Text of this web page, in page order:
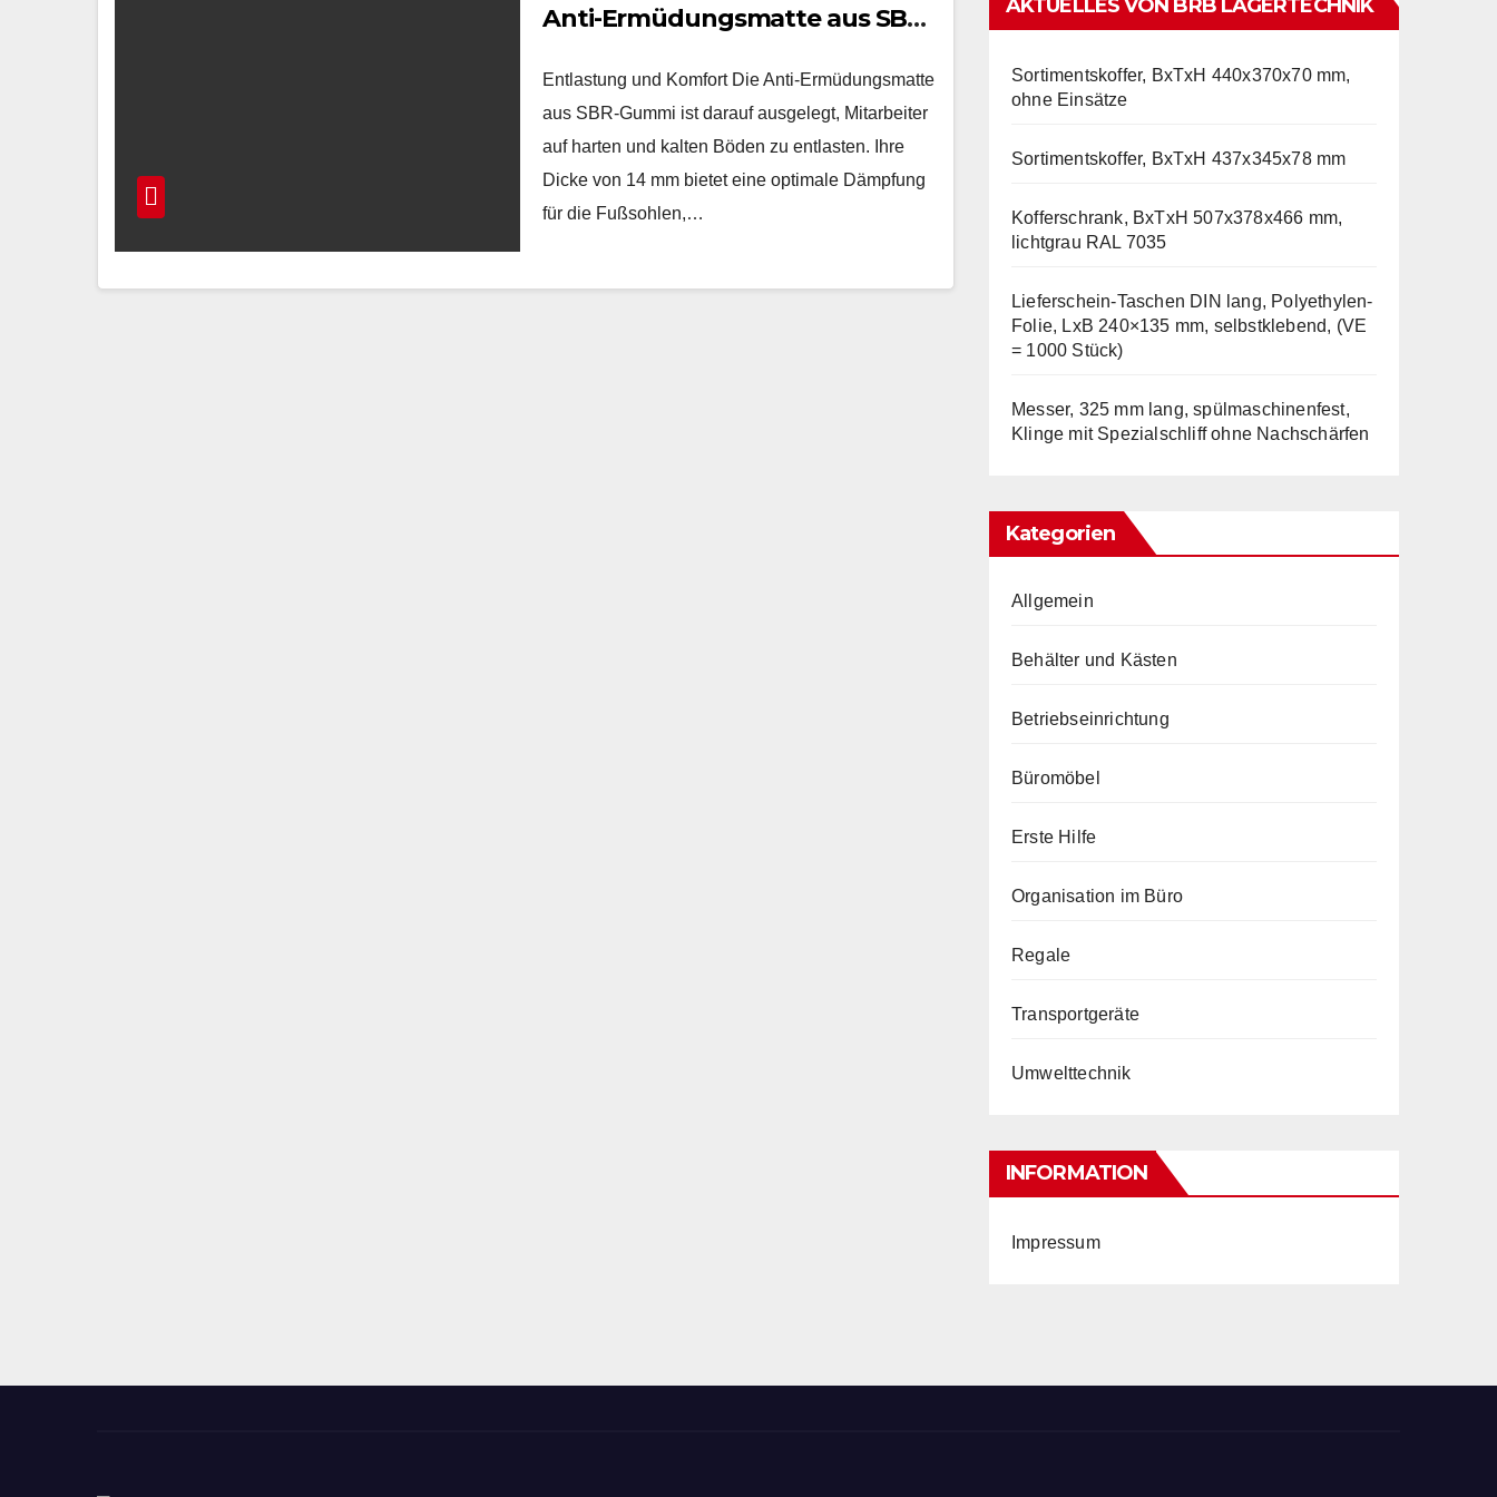
Anti-Ermüdungsmatte aus SBR-
Entlastung und Komfort Die Anti-Ermüdungsmatte
aus SBR-Gummi ist darauf ausgelegt, Mitarbeiter
auf harten und kalten Böden zu entlasten. Ihre
Dicke von 14 mm bietet eine optimale Dämpfung
für die Fußsohlen,…
AKTUELLES VON BRB LAGERTECHNIK
Sortimentskoffer, BxTxH 440x370x70 mm,
ohne Einsätze
Sortimentskoffer, BxTxH 437x345x78 mm
Kofferschrank, BxTxH 507x378x466 mm,
lichtgrau RAL 7035
Lieferschein-Taschen DIN lang, Polyethylen-
Folie, LxB 240×135 mm, selbstklebend, (VE
= 1000 Stück)
Messer, 325 mm lang, spülmaschinenfest,
Klinge mit Spezialschliff ohne Nachschärfen
Kategorien
Allgemein
Behälter und Kästen
Betriebseinrichtung
Büromöbel
Erste Hilfe
Organisation im Büro
Regale
Transportgeräte
Umwelttechnik
INFORMATION
Impressum